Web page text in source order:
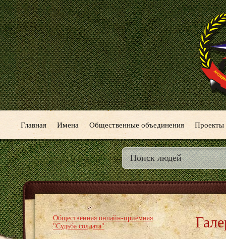
Главная Имена Общественные объединения Проекты
Общественная онлайн-приёмная
"Судьба солдата"